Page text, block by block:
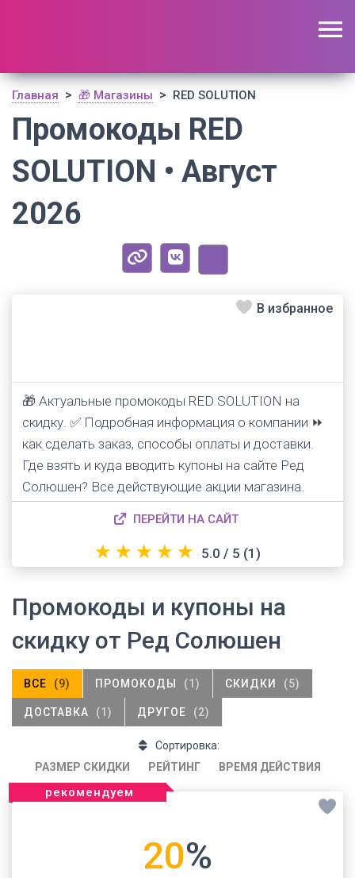
Главная > 🎁 Магазины > RED SOLUTION
Промокоды RED
SOLUTION • Август
2026
🎁 Актуальные промокоды RED SOLUTION на
скидку. ✅ Подробная информация о компании ⏩
как сделать заказ, способы оплаты и доставки.
Где взять и куда вводить купоны на сайте Ред
Солюшен? Все действующие акции магазина.
ПЕРЕЙТИ НА САЙТ
★ ★ ★ ★ ★ 5.0 / 5 (1)
В избранное
Промокоды и купоны на
скидку от Ред Солюшен
ВСЕ (9) ПРОМОКОДЫ (1) СКИДКИ (5)
ДОСТАВКА (1) ДРУГОЕ (2)
Сортировка:
РАЗМЕР СКИДКИ
РЕЙТИНГ ВРЕМЯ ДЕЙСТВИЯ
20%
рекомендуем